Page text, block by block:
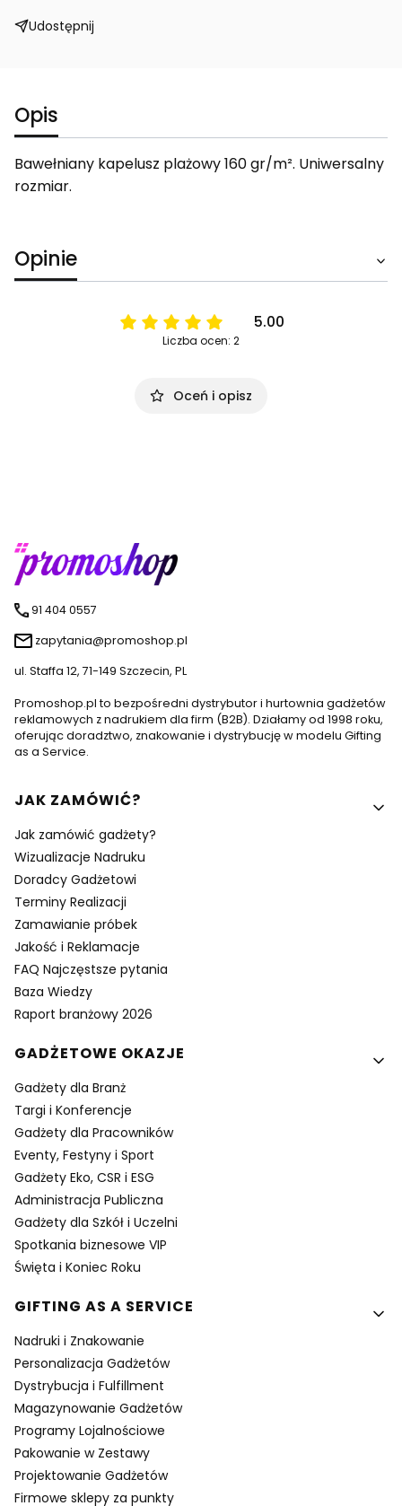
Udostępnij
Opis
Bawełniany kapelusz plażowy 160 gr/m². Uniwersalny
rozmiar.
Opinie
5.00
Liczba ocen: 2
Oceń i opisz
91 404 0557
zapytania@promoshop.pl
ul. Staffa 12, 71-149 Szczecin, PL
Promoshop.pl to bezpośredni dystrybutor i hurtownia gadżetów
reklamowych z nadrukiem dla firm (B2B). Działamy od 1998 roku,
oferując doradztwo, znakowanie i dystrybucję w modelu Gifting
as a Service.
Linki w stopce
JAK ZAMÓWIĆ?
Jak zamówić gadżety?
Wizualizacje Nadruku
Doradcy Gadżetowi
Terminy Realizacji
Zamawianie próbek
Jakość i Reklamacje
FAQ Najczęstsze pytania
Baza Wiedzy
Raport branżowy 2026
GADŻETOWE OKAZJE
Gadżety dla Branż
Targi i Konferencje
Gadżety dla Pracowników
Eventy, Festyny i Sport
Gadżety Eko, CSR i ESG
Administracja Publiczna
Gadżety dla Szkół i Uczelni
Spotkania biznesowe VIP
Święta i Koniec Roku
GIFTING AS A SERVICE
Nadruki i Znakowanie
Personalizacja Gadżetów
Dystrybucja i Fulfillment
Magazynowanie Gadżetów
Programy Lojalnościowe
Pakowanie w Zestawy
Projektowanie Gadżetów
Firmowe sklepy za punkty